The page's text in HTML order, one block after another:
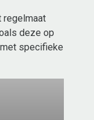
regelmaat
deze op
specifieke